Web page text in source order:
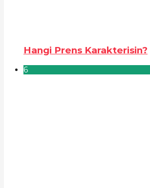
Hangi Prens Karakterisin?
6